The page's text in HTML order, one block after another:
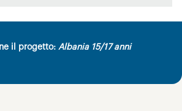
il progetto: Albania 15/17 anni